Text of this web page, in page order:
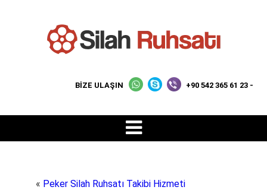
BİZE ULAŞIN +90 542 365 61 23 -
« Peker Silah Ruhsatı Takibi Hizmeti